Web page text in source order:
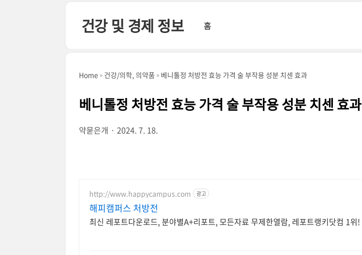
건강 및 경제 정보 홈
Home 건강/의학, 의약품 베니톨정 처방전 효능 가격 술 부작용 성분 치센 효과
베니톨정 처방전 효능 가격 술 부작용 성분 치센 효과
약묻은개 2024. 7. 18.
http://www.happycampus.com 광고
해피캠퍼스 처방전
최신 레포트다운로드, 분야별A+리포트, 모든자료 무제한열람, 레포트랭키닷컴 1위!